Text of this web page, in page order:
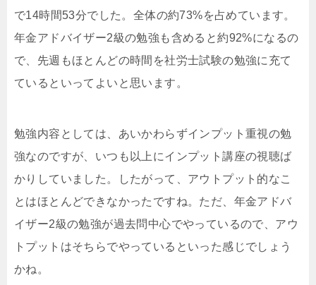
で14時間53分でした。全体の約73%を占めています。
年金アドバイザー2級の勉強も含めると約92%になるの
で、先週もほとんどの時間を社労士試験の勉強に充て
ているといってよいと思います。
勉強内容としては、あいかわらずインプット重視の勉
強なのですが、いつも以上にインプット講座の視聴ば
かりしていました。したがって、アウトプット的なこ
とはほとんどできなかったですね。ただ、年金アドバ
イザー2級の勉強が過去問中心でやっているので、アウ
トプットはそちらでやっているといった感じでしょう
かね。